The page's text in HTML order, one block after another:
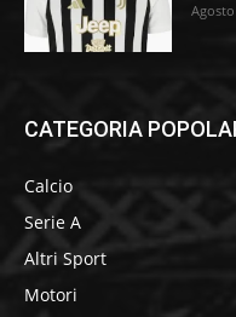
CATEGORIA
Calcio
Serie A
Altri Sport
Motori